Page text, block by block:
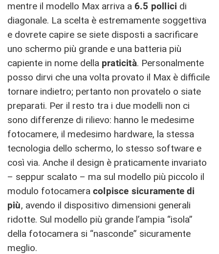
mentre il modello Max arriva a 6.5 pollici di
diagonale. La scelta è estremamente soggettiva
e dovrete capire se siete disposti a sacrificare
uno schermo più grande e una batteria più
capiente in nome della praticità. Personalmente
posso dirvi che una volta provato il Max è difficile
tornare indietro; pertanto non provatelo o siate
preparati. Per il resto tra i due modelli non ci
sono differenze di rilievo: hanno le medesime
fotocamere, il medesimo hardware, la stessa
tecnologia dello schermo, lo stesso software e
così via. Anche il design è praticamente invariato
– seppur scalato – ma sul modello più piccolo il
modulo fotocamera colpisce sicuramente di
più, avendo il dispositivo dimensioni generali
ridotte. Sul modello più grande l’ampia “isola”
della fotocamera si “nasconde” sicuramente
meglio.